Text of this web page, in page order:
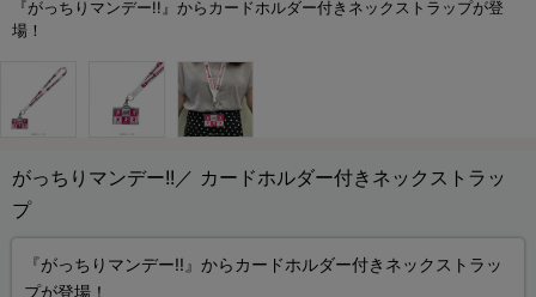
『がっちりマンデー!!』からカードホルダー付きネックストラップが登
場！
がっちりマンデー!!／ カードホルダー付きネックストラッ
プ
『がっちりマンデー!!』からカードホルダー付きネックストラッ
プが登場！